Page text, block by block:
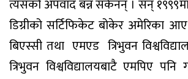
त्यसको अपवाद बन्न सकेनन् । सन्
डिग्रीको सर्टिफिकेट बोकेर अमेरिका
बिएस्सी तथा एमएड त्रिभुवन
त्रिभुवन विश्वविद्यालयबाटै एमपिए